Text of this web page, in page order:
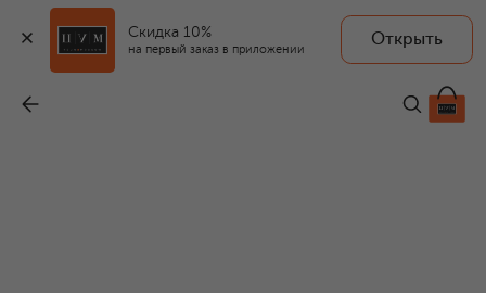
Скидка 10%
на первый заказ в приложении
Открыть
11 050 ₽